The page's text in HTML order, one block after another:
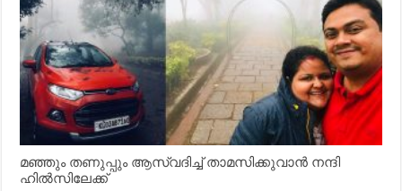
മഞ്ഞും തണുപ്പും ആസ്വദിച്ച് താമസിക്കുവാൻ നന്ദി
ഹിൽസിലേക്ക്